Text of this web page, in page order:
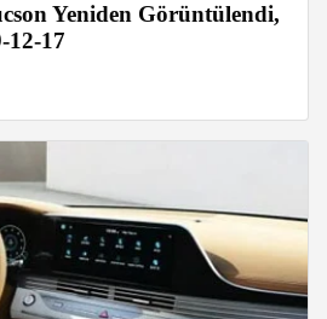
Yeniden Görüntülendi,
12-17